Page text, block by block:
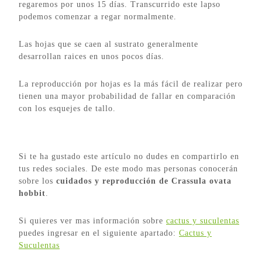
regaremos por unos 15 días. Transcurrido este lapso
podemos comenzar a regar normalmente.
Las hojas que se caen al sustrato generalmente
desarrollan raices en unos pocos días.
La reproducción por hojas es la más fácil de realizar pero
tienen una mayor probabilidad de fallar en comparación
con los esquejes de tallo.
Si te ha gustado este artículo no dudes en compartirlo en
tus redes sociales. De este modo mas personas conocerán
sobre los cuidados y reproducción de Crassula ovata
hobbit.
Si quieres ver mas información sobre cactus y suculentas
puedes ingresar en el siguiente apartado: Cactus y
Suculentas